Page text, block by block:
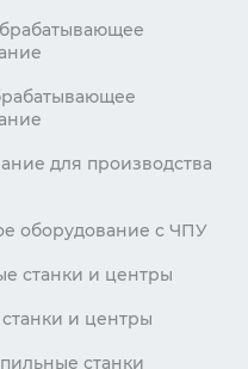
для производства
оборудование с ЧПУ
станки и центры
и центры
станки